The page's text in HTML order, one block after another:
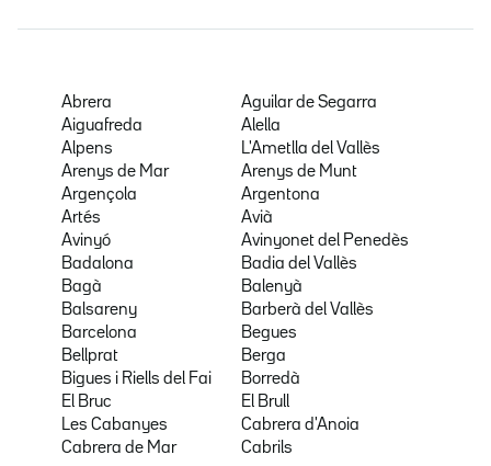
Abrera
Aguilar de Segarra
Aiguafreda
Alella
Alpens
L'Ametlla del Vallès
Arenys de Mar
Arenys de Munt
Argençola
Argentona
Artés
Avià
Avinyó
Avinyonet del Penedès
Badalona
Badia del Vallès
Bagà
Balenyà
Balsareny
Barberà del Vallès
Barcelona
Begues
Bellprat
Berga
Bigues i Riells del Fai
Borredà
El Bruc
El Brull
Les Cabanyes
Cabrera d'Anoia
Cabrera de Mar
Cabrils